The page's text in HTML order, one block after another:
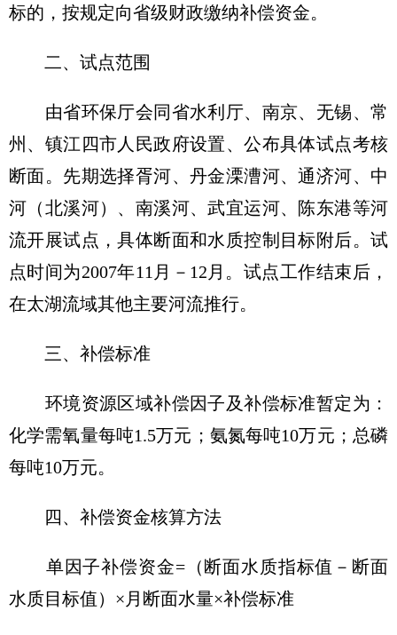
标的，按规定向省级财政缴纳补偿资金。
二、试点范围
由省环保厅会同省水利厅、南京、无锡、常
州、镇江四市人民政府设置、公布具体试点考核
断面。先期选择胥河、丹金溧漕河、通济河、中
河（北溪河）、南溪河、武宜运河、陈东港等河
流开展试点，具体断面和水质控制目标附后。试
点时间为2007年11月－12月。试点工作结束后，
在太湖流域其他主要河流推行。
三、补偿标准
环境资源区域补偿因子及补偿标准暂定为：
化学需氧量每吨1.5万元；氨氮每吨10万元；总磷
每吨10万元。
四、补偿资金核算方法
单因子补偿资金=（断面水质指标值－断面
水质目标值）×月断面水量×补偿标准